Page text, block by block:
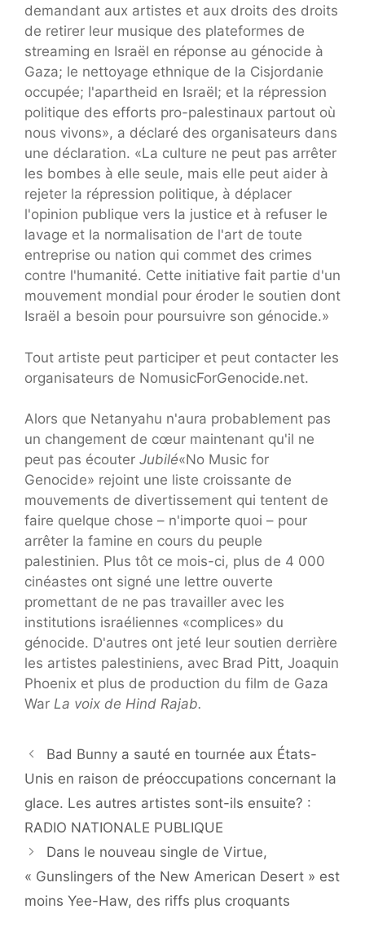
demandant aux artistes et aux droits des droits
de retirer leur musique des plateformes de
streaming en Israël en réponse au génocide à
Gaza; le nettoyage ethnique de la Cisjordanie
occupée; l'apartheid en Israël; et la répression
politique des efforts pro-palestinaux partout où
nous vivons», a déclaré des organisateurs dans
une déclaration. «La culture ne peut pas arrêter
les bombes à elle seule, mais elle peut aider à
rejeter la répression politique, à déplacer
l'opinion publique vers la justice et à refuser le
lavage et la normalisation de l'art de toute
entreprise ou nation qui commet des crimes
contre l'humanité. Cette initiative fait partie d'un
mouvement mondial pour éroder le soutien dont
Israël a besoin pour poursuivre son génocide.»
Tout artiste peut participer et peut contacter les
organisateurs de NomusicForGenocide.net.
Alors que Netanyahu n'aura probablement pas
un changement de cœur maintenant qu'il ne
peut pas écouter Jubilé«No Music for
Genocide» rejoint une liste croissante de
mouvements de divertissement qui tentent de
faire quelque chose – n'importe quoi – pour
arrêter la famine en cours du peuple
palestinien. Plus tôt ce mois-ci, plus de 4 000
cinéastes ont signé une lettre ouverte
promettant de ne pas travailler avec les
institutions israéliennes «complices» du
génocide. D'autres ont jeté leur soutien derrière
les artistes palestiniens, avec Brad Pitt, Joaquin
Phoenix et plus de production du film de Gaza
War La voix de Hind Rajab.
Bad Bunny a sauté en tournée aux États-
Unis en raison de préoccupations concernant la
glace. Les autres artistes sont-ils ensuite? :
RADIO NATIONALE PUBLIQUE
Dans le nouveau single de Virtue,
« Gunslingers of the New American Desert » est
moins Yee-Haw, des riffs plus croquants